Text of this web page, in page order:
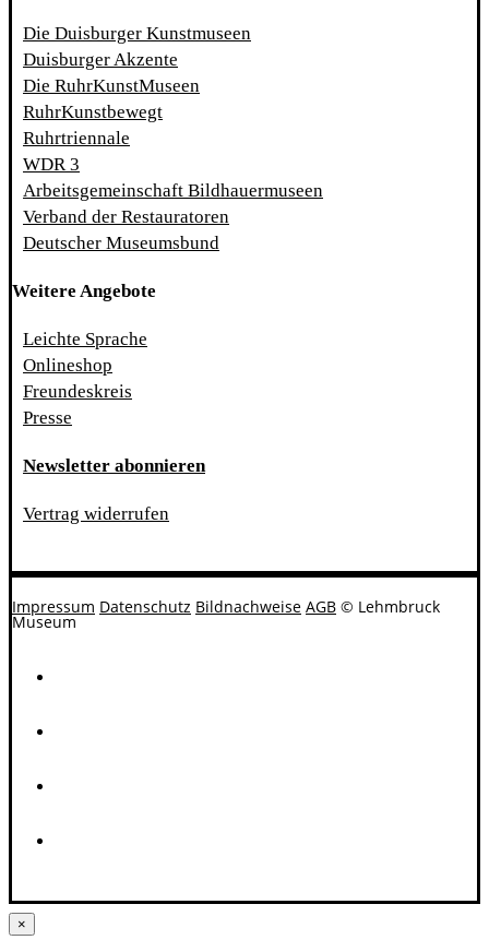
Die Duisburger Kunstmuseen
Duisburger Akzente
Die RuhrKunstMuseen
RuhrKunstbewegt
Ruhrtriennale
WDR 3
Arbeitsgemeinschaft Bildhauermuseen
Verband der Restauratoren
Deutscher Museumsbund
Weitere Angebote
Leichte Sprache
Onlineshop
Freundeskreis
Presse
Newsletter abonnieren
Vertrag widerrufen
Impressum Datenschutz Bildnachweise AGB © Lehmbruck
Museum
×